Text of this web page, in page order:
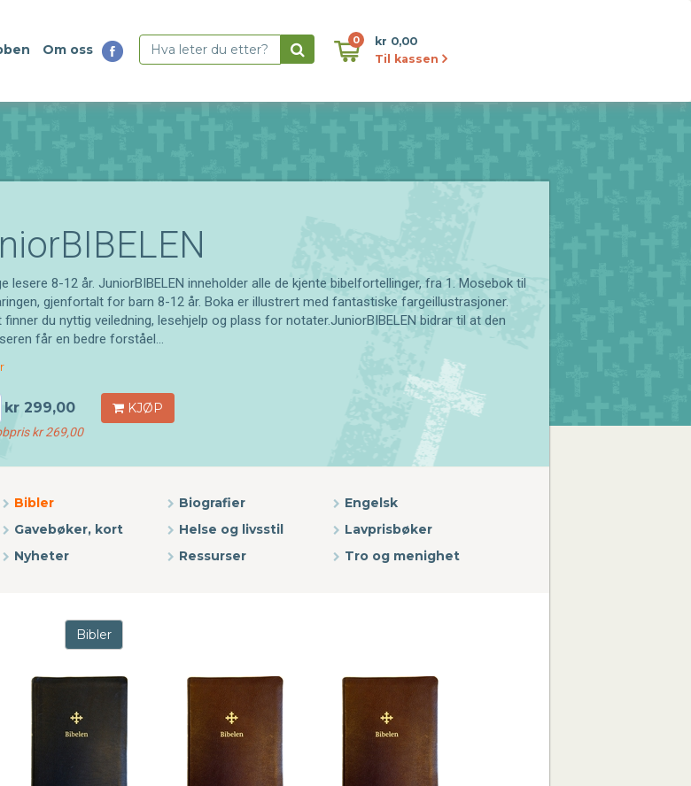
Om oss
0
kr 0,00
Til kassen
lesere 8-12 år. JuniorBIBELEN inneholder alle de kjente bibelfortellinger, fra 1. Mosebok til
gjenfortalt for barn 8-12 år. Boka er illustrert med fantastiske fargeillustrasjoner.
finner du nyttig veiledning, lesehjelp og plass for notater.JuniorBIBELEN bidrar til at den
får en bedre forståel...
kr 299,00
kr 269,00
KJØP
Bibler Biografier
Engelsk
Gavebøker, kort Helse og livsstil
Lavprisbøker
Nyheter Ressurser Tro og menighet
Bibler